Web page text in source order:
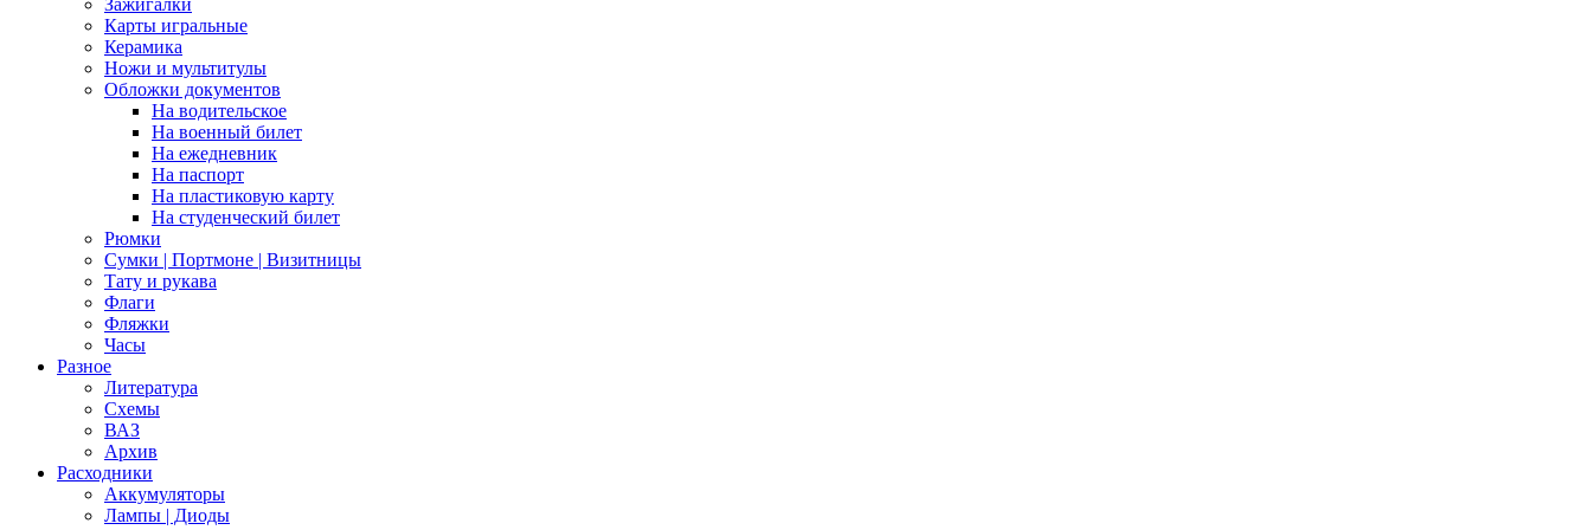
Зажигалки
Карты игральные
Керамика
Ножи и мультитулы
Обложки документов
На водительское
На военный билет
На ежедневник
На паспорт
На пластиковую карту
На студенческий билет
Рюмки
Сумки | Портмоне | Визитницы
Тату и рукава
Флаги
Фляжки
Часы
Разное
Литература
Схемы
ВАЗ
Архив
Расходники
Аккумуляторы
Лампы | Диоды